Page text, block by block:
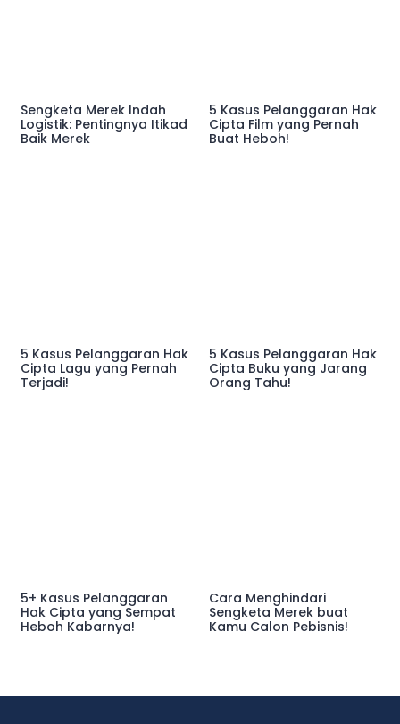
Sengketa Merek Indah
Logistik: Pentingnya Itikad
Baik Merek
5 Kasus Pelanggaran Hak
Cipta Film yang Pernah
Buat Heboh!
5 Kasus Pelanggaran Hak
Cipta Lagu yang Pernah
Terjadi!
5 Kasus Pelanggaran Hak
Cipta Buku yang Jarang
Orang Tahu!
5+ Kasus Pelanggaran
Hak Cipta yang Sempat
Heboh Kabarnya!
Cara Menghindari
Sengketa Merek buat
Kamu Calon Pebisnis!